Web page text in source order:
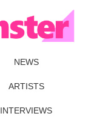
NEWS
ARTISTS
INTERVIEWS